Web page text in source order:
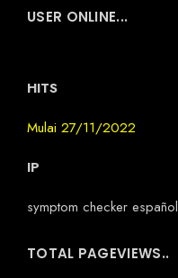
USER ONLINE...
HITS
Mulai 27/11/2022
IP
symptom checker español
TOTAL PAGEVIEWS..